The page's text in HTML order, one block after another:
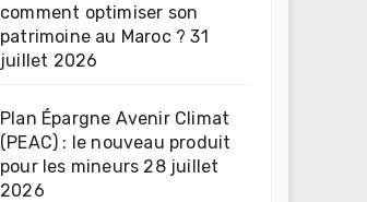
comment optimiser son
patrimoine au Maroc ? 31
juillet 2026
Plan Épargne Avenir Climat
(PEAC) : le nouveau produit
pour les mineurs 28 juillet
2026